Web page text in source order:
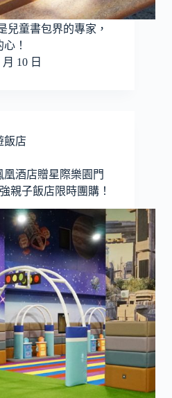
兒童書包界的專家，
！
10 日
飯店
凰酒店贈星際樂園門
親子飯店限時團購！